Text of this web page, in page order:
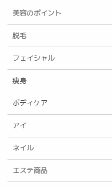
美容のポイント
脱毛
フェイシャル
痩身
ボディケア
アイ
ネイル
エステ商品